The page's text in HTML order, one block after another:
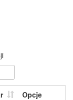
Opcje